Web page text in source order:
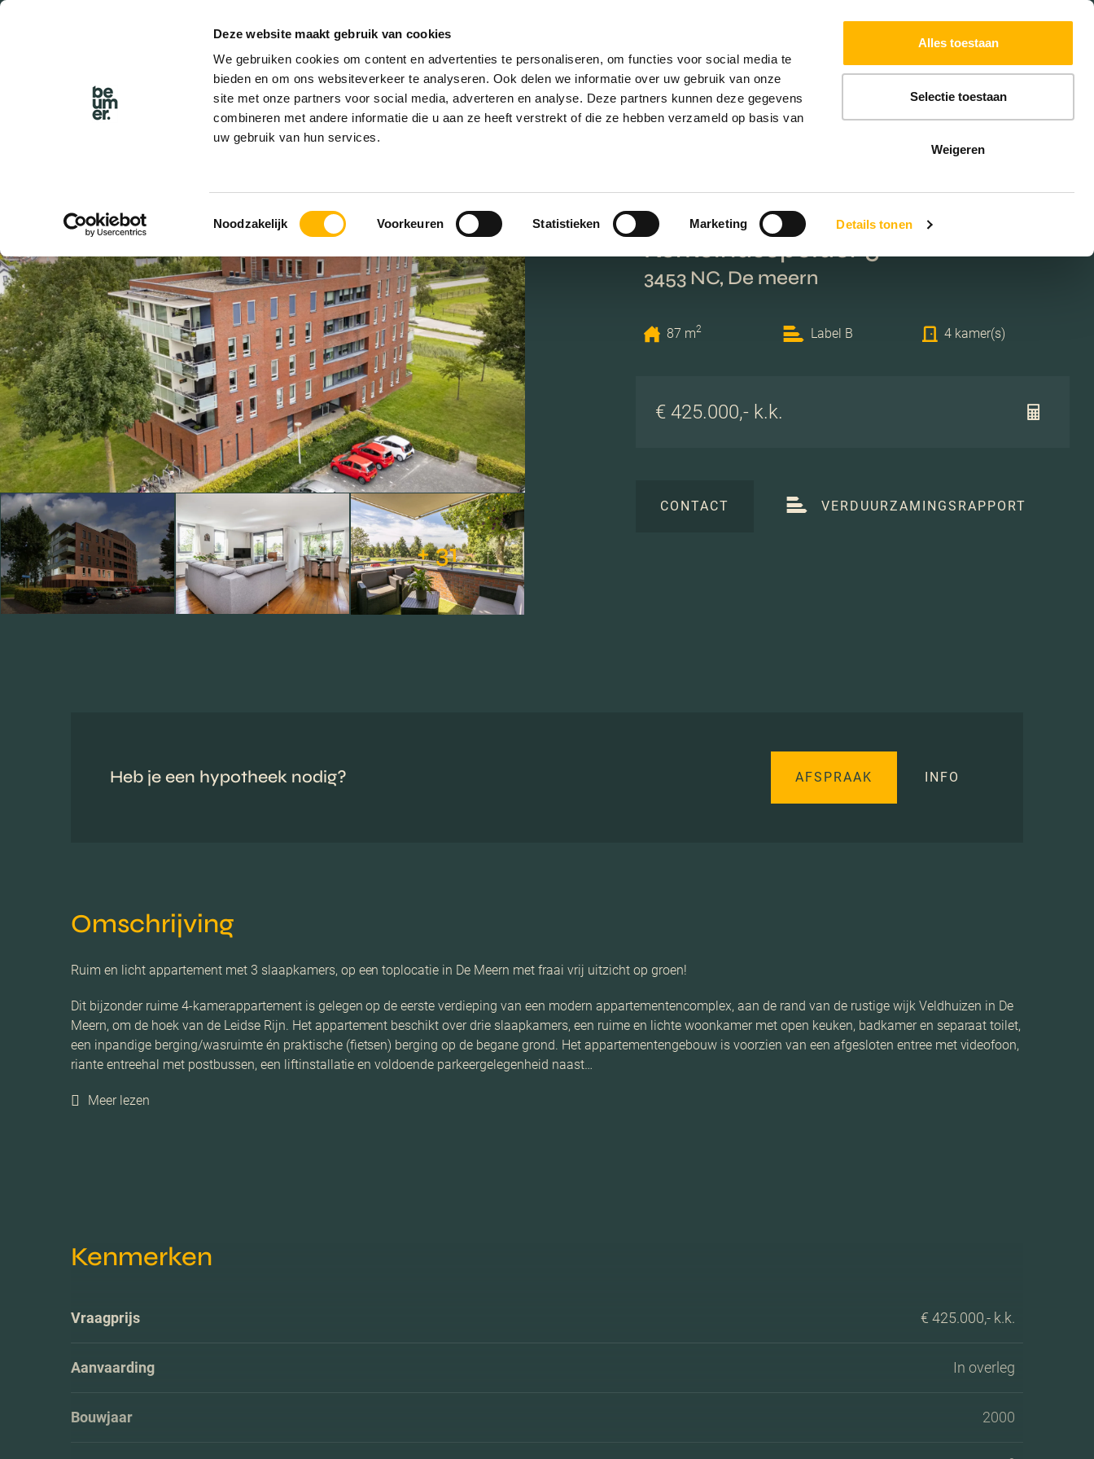
Deze website maakt gebruik van cookies
We gebruiken cookies om content en advertenties te personaliseren, om functies voor social media te
bieden en om ons websiteverkeer te analyseren. Ook delen we informatie over uw gebruik van onze
site met onze partners voor social media, adverteren en analyse. Deze partners kunnen deze gegevens
combineren met andere informatie die u aan ze heeft verstrekt of die ze hebben verzameld op basis van
uw gebruik van hun services.
Toestemmingsselectie
Noodzakelijk Voorkeuren Statistieken Marketing Details tonen
Alles toestaan
Selectie toestaan
Weigeren
+ 31
Kerkeindsepolder 5
3453 NC, De meern
87 m2 Label B 4 kamer(s)
€ 425.000,- k.k.
CONTACT VERDUURZAMINGSRAPPORT
Heb je een hypotheek nodig? AFSPRAAK INFO
Omschrijving
Ruim en licht appartement met 3 slaapkamers, op een toplocatie in De Meern met fraai vrij uitzicht op groen!
Dit bijzonder ruime 4-kamerappartement is gelegen op de eerste verdieping van een modern appartementencomplex, aan de rand van de rustige wijk Veldhuizen in De
Meern, om de hoek van de Leidse Rijn. Het appartement beschikt over drie slaapkamers, een ruime en lichte woonkamer met open keuken, badkamer en separaat toilet,
een inpandige berging/wasruimte én praktische (fietsen) berging op de begane grond. Het appartementengebouw is voorzien van een afgesloten entree met videofoon,
riante entreehal met postbussen, een liftinstallatie en voldoende parkeergelegenheid naast…
Meer lezen
Kenmerken
Vraagprijs € 425.000,- k.k.
Aanvaarding In overleg
Bouwjaar 2000